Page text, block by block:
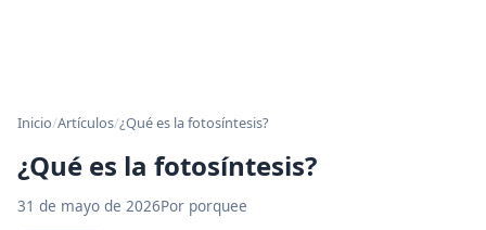
Inicio/Artículos/¿Qué es la fotosíntesis?
¿Qué es la fotosíntesis?
31 de mayo de 2026Por porquee